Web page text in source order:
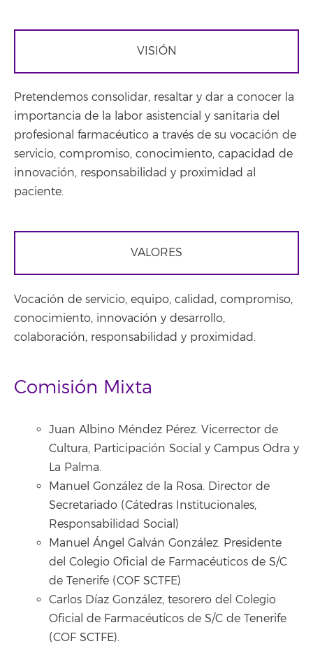
VISIÓN
Pretendemos consolidar, resaltar y dar a conocer la
importancia de la labor asistencial y sanitaria del
profesional farmacéutico a través de su vocación de
servicio, compromiso, conocimiento, capacidad de
innovación, responsabilidad y proximidad al
paciente.
VALORES
Vocación de servicio, equipo, calidad, compromiso,
conocimiento, innovación y desarrollo,
colaboración, responsabilidad y proximidad.
Comisión Mixta
Juan Albino Méndez Pérez. Vicerrector de
Cultura, Participación Social y Campus Odra y
La Palma.
Manuel González de la Rosa. Director de
Secretariado (Cátedras Institucionales,
Responsabilidad Social)
Manuel Ángel Galván González. Presidente
del Colegio Oficial de Farmacéuticos de S/C
de Tenerife (COF SCTFE)
Carlos Díaz González, tesorero del Colegio
Oficial de Farmacéuticos de S/C de Tenerife
(COF SCTFE).